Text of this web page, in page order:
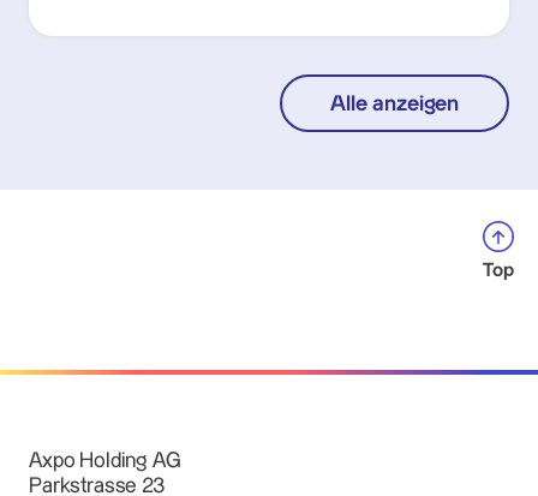
Alle anzeigen
Top
Axpo Holding AG
Parkstrasse 23